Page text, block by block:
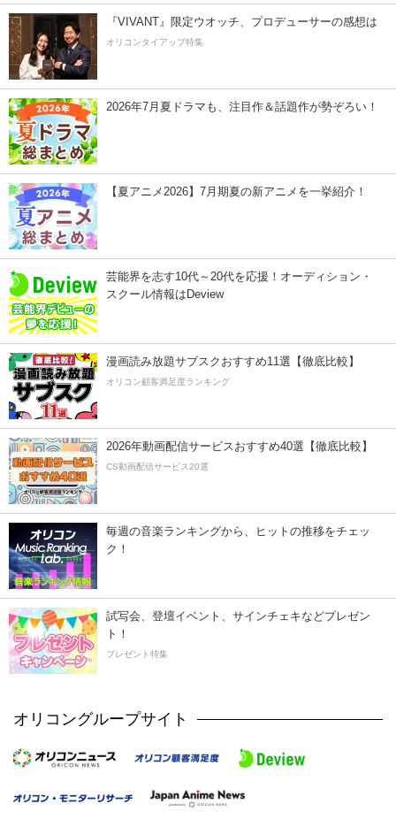
『VIVANT』限定ウオッチ、プロデューサーの感想は
オリコンタイアップ特集
2026年7月夏ドラマも、注目作＆話題作が勢ぞろい！
【夏アニメ2026】7月期夏の新アニメを一挙紹介！
芸能界を志す10代～20代を応援！オーディション・
スクール情報はDeview
漫画読み放題サブスクおすすめ11選【徹底比較】
オリコン顧客満足度ランキング
2026年動画配信サービスおすすめ40選【徹底比較】
CS動画配信サービス20選
毎週の音楽ランキングから、ヒットの推移をチェッ
ク！
試写会、登壇イベント、サインチェキなどプレゼン
ト！
プレゼント特集
オリコングループサイト